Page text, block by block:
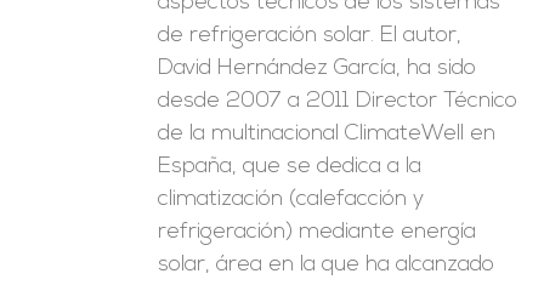
de refrigeración solar. El autor,
David Hernández García, ha sido
desde 2007 a 2011 Director Técnico
de la multinacional ClimateWell en
España, que se dedica a la
climatización (calefacción y
refrigeración) mediante energía
solar, área en la que ha alcanzado